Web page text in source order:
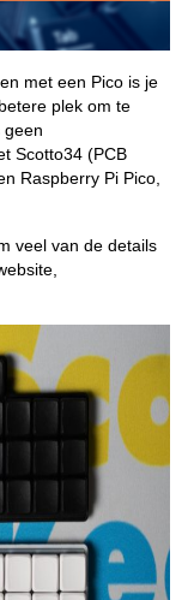
met een Pico is je
plek om te
geen
Scotto34 (PCB
Raspberry Pi Pico,
veel van de details